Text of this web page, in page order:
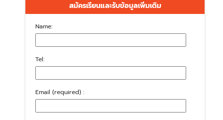
สมัครเรียนและรับข้อมูลเพิ่มเติม
Name:
Tel:
Email (required) :